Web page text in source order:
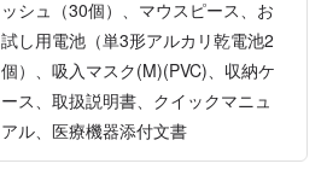
ッシュ（30個）、マウスピース、お
試し用電池（単3形アルカリ乾電池2
個）、吸入マスク(M)(PVC)、収納ケ
ース、取扱説明書、クイックマニュ
アル、医療機器添付文書